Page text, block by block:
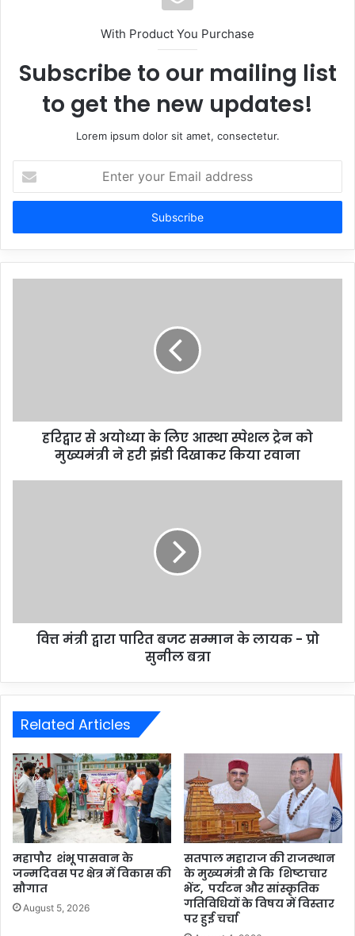
With Product You Purchase
Subscribe to our mailing list
to get the new updates!
Lorem ipsum dolor sit amet, consectetur.
your
Email
हरिद्वार से अयोध्या के लिए आस्था स्पेशल ट्रेन को
मुख्यमंत्री ने हरी झंडी दिखाकर किया रवाना
वित्त मंत्री द्वारा पारित बजट सम्मान के लायक - प्रो
सुनील बत्रा
Related Articles
महापौर शंभू पासवान के
जन्मदिवस पर क्षेत्र में विकास की
सौगात
August 5, 2026
सतपाल महाराज की राजस्थान
के मुख्यमंत्री से कि शिष्टाचार
भेंट, पर्यटन और सांस्कृतिक
गतिविधियों के विषय में विस्तार
पर हुई चर्चा